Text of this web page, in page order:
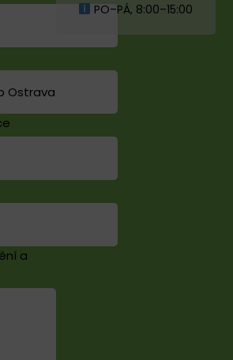
a
PO–PÁ, 8:00–15:00